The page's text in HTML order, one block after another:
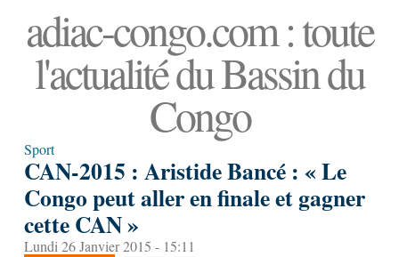
adiac-congo.com : toute
l'actualité du Bassin du
Congo
Sport
CAN-2015 : Aristide Bancé : « Le
Congo peut aller en finale et gagner
cette CAN »
Lundi 26 Janvier 2015 - 15:11